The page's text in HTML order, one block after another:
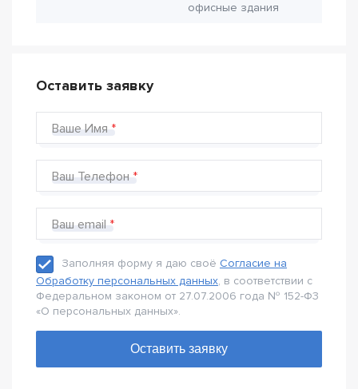
офисные здания
Оставить заявку
Ваше Имя
Ваш Телефон
Ваш email
Заполняя форму я даю своё Согласие на
Обработку персональных данных, в соответствии с
Федеральном законом от 27.07.2006 года № 152-Ф3
«О персональных данных».